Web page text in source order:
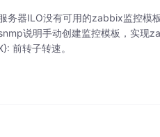
务器ILO没有可用的zabbix监控模
说明手动创建监控模板，实
前转子转速。